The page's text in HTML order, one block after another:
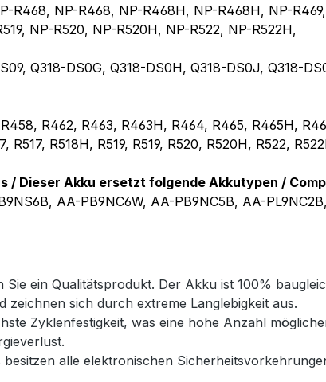
R468, NP-R468, NP-R468H, NP-R468H, NP-
NP-R520, NP-R520H, NP-R522, NP-R522H,
Q318-DS0G, Q318-DS0H, Q318-DS0J,
R462, R463, R463H, R464, R465, R465H,
R518H, R519, R519, R520, R520H, R522,
/ Dieser Akku ersetzt folgende Akkutypen /
AA-PB9NC6W, AA-PB9NC5B, AA-
ein Qualitätsprodukt. Der Akku ist 100%
zeichnen sich durch extreme Langlebigkeit aus.
Zyklenfestigkeit, was eine hohe Anzahl
alle elektronischen